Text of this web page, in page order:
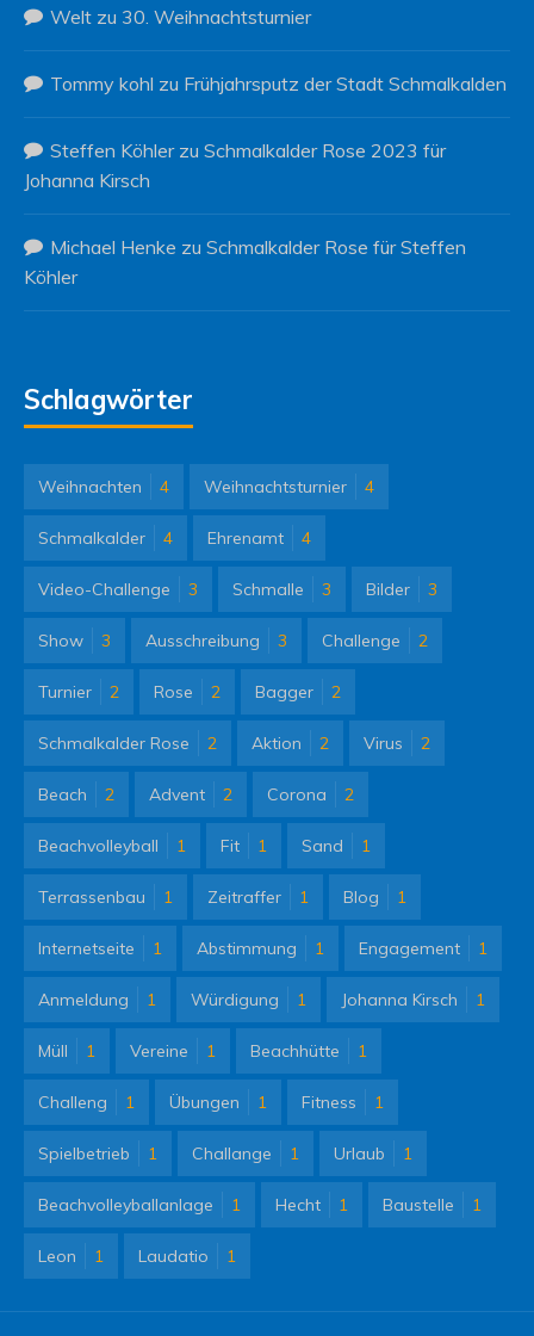
Welt zu 30. Weihnachtsturnier
Tommy kohl zu Frühjahrsputz der Stadt Schmalkalden
Steffen Köhlerzu Schmalkalder Rose 2023 für
Johanna Kirsch
Michael Henke zu Schmalkalder Rose für Steffen
Köhler
Schlagwörter
Weihnachten 4 Weihnachtsturnier 4
Schmalkalder 4 Ehrenamt 4
Video-Challenge 3 Schmalle 3 Bilder 3
Show 3 Ausschreibung 3 Challenge 2
Turnier 2 Rose 2 Bagger 2
Schmalkalder Rose 2 Aktion 2 Virus 2
Beach 2 Advent 2 Corona 2
Beachvolleyball 1 Fit 1 Sand 1
Terrassenbau 1 Zeitraffer 1 Blog 1
Internetseite 1 Abstimmung 1 Engagement 1
Anmeldung 1 Würdigung 1 Johanna Kirsch 1
Müll 1 Vereine 1 Beachhütte 1
Challeng 1 Übungen 1 Fitness 1
Spielbetrieb 1 Challange 1 Urlaub 1
Beachvolleyballanlage 1 Hecht 1 Baustelle 1
Leon 1 Laudatio 1